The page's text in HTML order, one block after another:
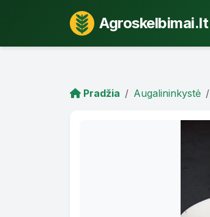
Agroskelbimai.lt
Pradžia Augalininkystė